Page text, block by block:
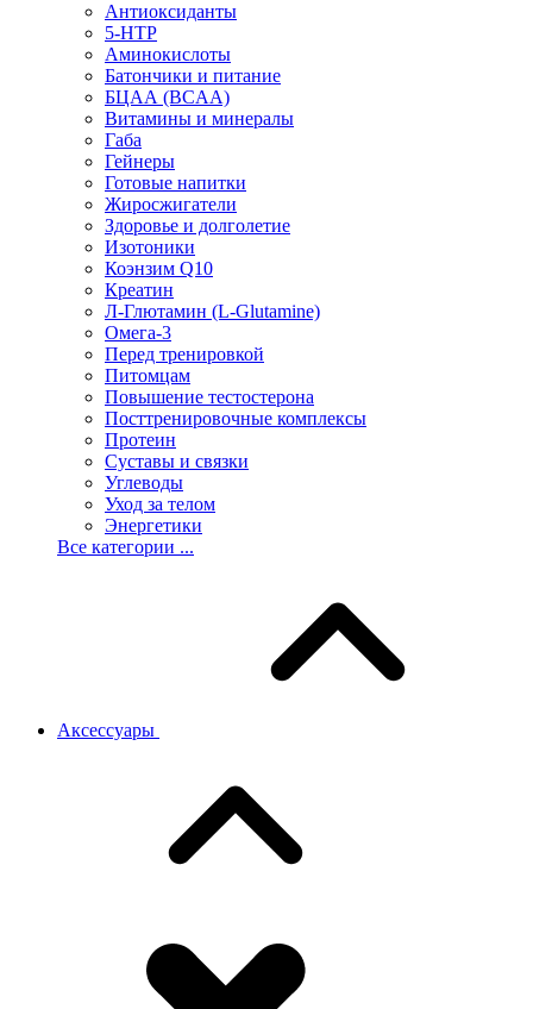
Антиоксиданты
5-HTP
Аминокислоты
Батончики и питание
БЦАА (BCAA)
Витамины и минералы
Габа
Гейнеры
Готовые напитки
Жиросжигатели
Здоровье и долголетие
Изотоники
Коэнзим Q10
Креатин
Л-Глютамин (L-Glutamine)
Омега-3
Перед тренировкой
Питомцам
Повышение тестостерона
Посттренировочные комплексы
Протеин
Суставы и связки
Углеводы
Уход за телом
Энергетики
Все категории ...
Аксессуары